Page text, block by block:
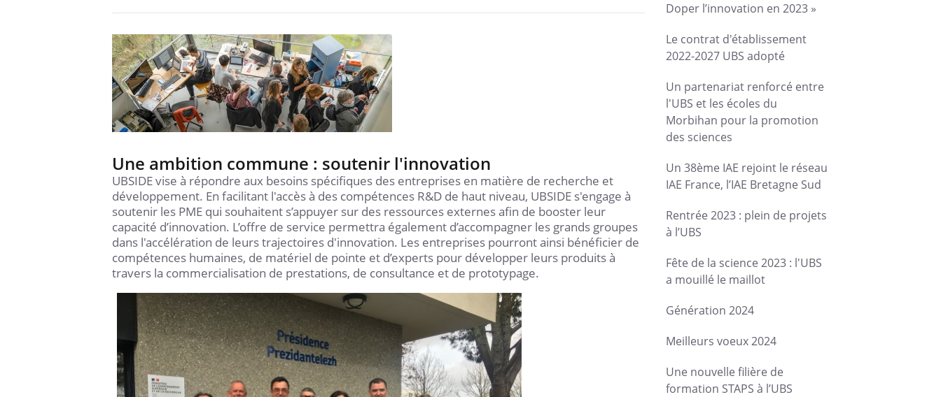
Une ambition commune : soutenir l'innovation
UBSIDE vise à répondre aux besoins spécifiques des entreprises en matière de recherche et
développement. En facilitant l'accès à des compétences R&D de haut niveau, UBSIDE s'engage à
soutenir les PME qui souhaitent s’appuyer sur des ressources externes afin de booster leur
capacité d’innovation. L’offre de service permettra également d’accompagner les grands groupes
dans l'accélération de leurs trajectoires d'innovation. Les entreprises pourront ainsi bénéficier de
compétences humaines, de matériel de pointe et d’experts pour développer leurs produits à
travers la commercialisation de prestations, de consultance et de prototypage.
Doper l’innovation en 2023 »
Le contrat d'établissement
2022-2027 UBS adopté
Un partenariat renforcé entre
l'UBS et les écoles du
Morbihan pour la promotion
des sciences
Un 38ème IAE rejoint le réseau
IAE France, l’IAE Bretagne Sud
Rentrée 2023 : plein de projets
à l’UBS
Fête de la science 2023 : l'UBS
a mouillé le maillot
Génération 2024
Meilleurs voeux 2024
Une nouvelle filière de
formation STAPS à l’UBS